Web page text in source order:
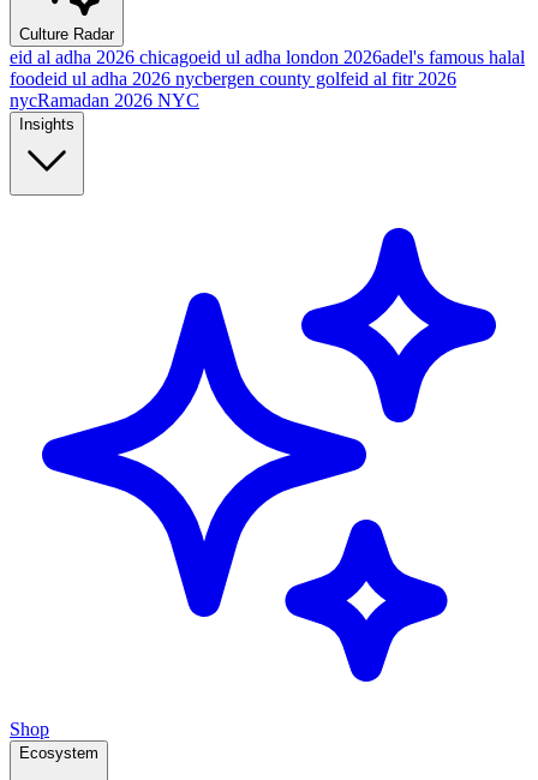
Culture Radar
eid al adha 2026 chicagoeid ul adha london 2026adel's famous halal
foodeid ul adha 2026 nycbergen county golfeid al fitr 2026
nycRamadan 2026 NYC
Insights
Shop
Ecosystem